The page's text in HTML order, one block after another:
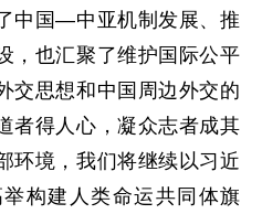
中国—中亚机制发展、推
，也汇聚了维护国际公平
交思想和中国周边外交的
者得人心，凝众志者成其
环境，我们将继续以习近
构建人类命运共同体旗